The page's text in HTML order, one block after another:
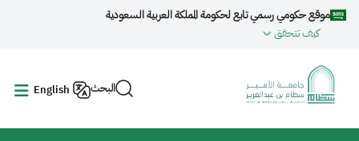
تجاوز إلى المحتوى الرئيسي
موقع حكومي رسمي تابع لحكومة المملكة العربية السعودية
كيف تتحقق
البحث English